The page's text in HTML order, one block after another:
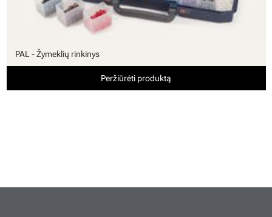
PAL - Žymeklių rinkinys
Peržiūrėti produktą